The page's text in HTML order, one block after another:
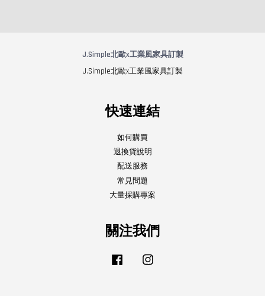
J.Simple北歐x工業風家具訂製
J.Simple北歐x工業風家具訂製
快速連結
如何購買
退換貨說明
配送服務
常見問題
大量採購專案
關注我們
Facebook